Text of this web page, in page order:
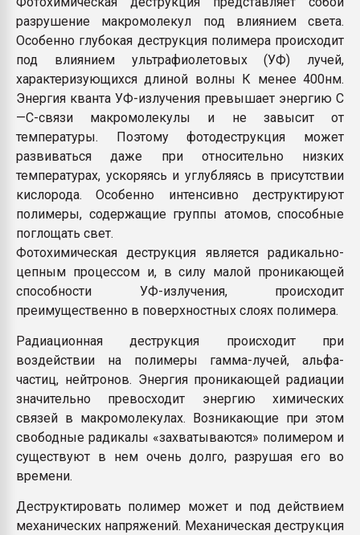
разрушение макромолекул под влиянием света.
Особенно глубокая деструкция полимера происходит
под влиянием ультрафиолетовых (УФ) лучей,
характеризующихся длиной волны К менее 400нм.
Энергия кванта УФ-излучения превышает энергию С
—С-связи макромолекулы и не завысит от
температуры. Поэтому фотодеструкция может
развиваться даже при относительно низких
температурах, ускоряясь и углубляясь в присутствии
кислорода. Особенно интенсивно деструктируют
полимеры, содержащие группы атомов, способные
поглощать свет.
Фотохимическая деструкция является радикально-
цепным процессом и, в силу малой проникающей
способности УФ-излучения, происходит
преимущественно в поверхностных слоях полимера.
Радиационная деструкция происходит при
воздействии на полимеры гамма-лучей, альфа-
частиц, нейтронов. Энергия проникающей радиации
значительно превосходит энергию химических
связей в макромолекулах. Возникающие при этом
свободные радикалы «захватываются» полимером и
существуют в нем очень долго, разрушая его во
времени.
Деструктировать полимер может и под действием
механических напряжений. Механическая деструкция